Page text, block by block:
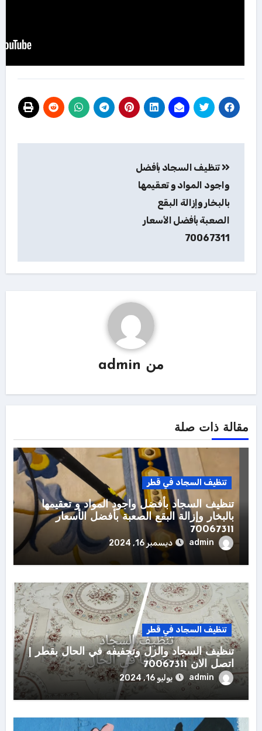
المقالات
تنظيف السجاد بأفضل
واجود المواد و تعقيمها
بالبخار وإزالة البقع
الصعبة بأفضل الأسعار
70067311
من admin
مقالة ذات صلة
تنظيف السجاد في قطر
تنظيف السجاد بأفضل واجود المواد و تعقيمها
بالبخار وإزالة البقع الصعبة بأفضل الأسعار
70067311
admin ديسمبر 16, 2024
تنظيف السجاد في قطر
تنظيف السجاد والزل وتجفيفه في الحال بقطر |
اتصل الان 70067311
admin يوليو 16, 2024